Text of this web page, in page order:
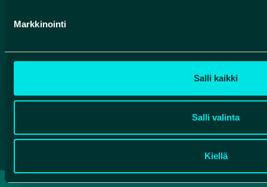
Markkinointi
Salli kaikki
Salli valinta
Kiellä
YouTube